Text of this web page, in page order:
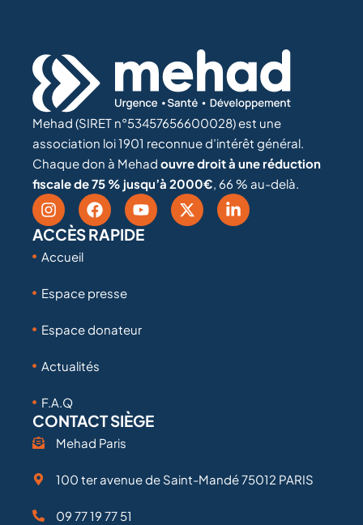
Mehad (SIRET n°53457656600028) est une
association loi 1901 reconnue d’intérêt général.
Chaque don à Mehad ouvre droit à une réduction
fiscale de 75 % jusqu’à 2000€, 66 % au-delà.
ACCÈS RAPIDE
Accueil
Espace presse
Espace donateur
Actualités
F.A.Q
CONTACT SIÈGE
Mehad Paris
100 ter avenue de Saint-Mandé 75012 PARIS
09 77 19 77 51